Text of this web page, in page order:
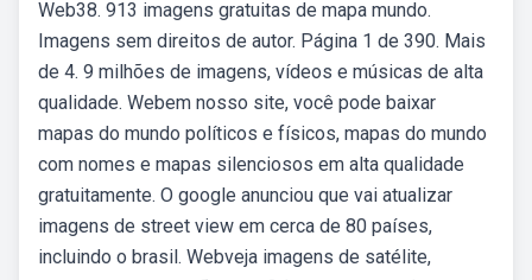
Web38. 913 imagens gratuitas de mapa mundo.
Imagens sem direitos de autor. Página 1 de 390. Mais
de 4. 9 milhões de imagens, vídeos e músicas de alta
qualidade. Webem nosso site, você pode baixar
mapas do mundo políticos e físicos, mapas do mundo
com nomes e mapas silenciosos em alta qualidade
gratuitamente. O google anunciou que vai atualizar
imagens de street view em cerca de 80 países,
incluindo o brasil. Webveja imagens de satélite,